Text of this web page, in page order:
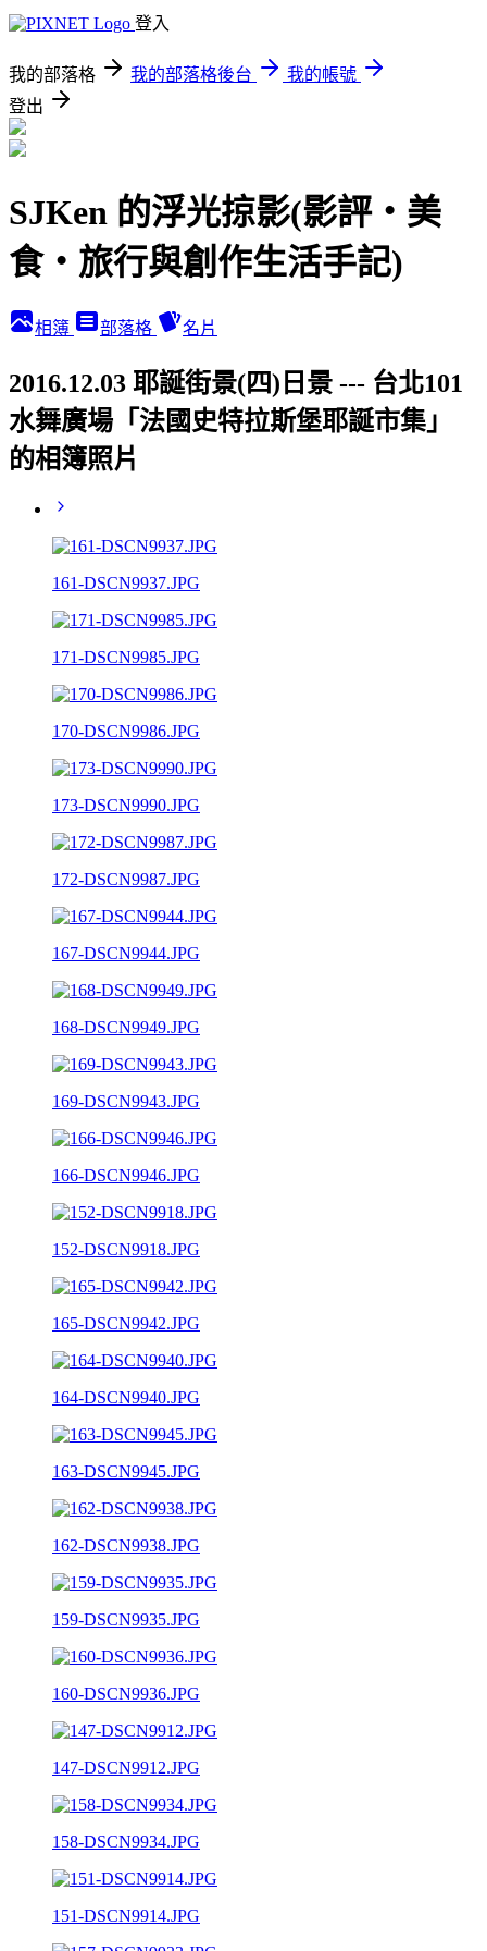
登入
我的部落格 我的部落格後台
我的帳號
登出
SJKen 的浮光掠影(影評‧美
食‧旅行與創作生活手記)
相簿 部落格 名片
2016.12.03 耶誕街景(四)日景 --- 台北101
水舞廣場「法國史特拉斯堡耶誕市集」
的相簿照片
161-DSCN9937.JPG
171-DSCN9985.JPG
170-DSCN9986.JPG
173-DSCN9990.JPG
172-DSCN9987.JPG
167-DSCN9944.JPG
168-DSCN9949.JPG
169-DSCN9943.JPG
166-DSCN9946.JPG
152-DSCN9918.JPG
165-DSCN9942.JPG
164-DSCN9940.JPG
163-DSCN9945.JPG
162-DSCN9938.JPG
159-DSCN9935.JPG
160-DSCN9936.JPG
147-DSCN9912.JPG
158-DSCN9934.JPG
151-DSCN9914.JPG